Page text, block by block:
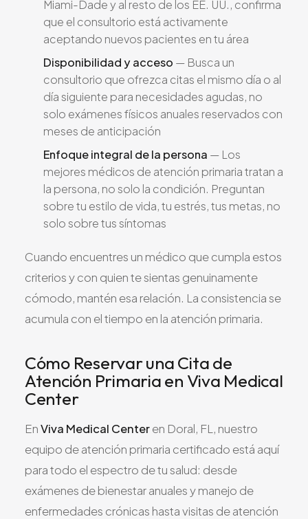
Miami-Dade y al resto de los EE. UU., confirma
que el consultorio está activamente
aceptando nuevos pacientes en tu área
Disponibilidad y acceso — Busca un
consultorio que ofrezca citas el mismo día o al
día siguiente para necesidades agudas, no
solo exámenes físicos anuales reservados con
meses de anticipación
Enfoque integral de la persona — Los
mejores médicos de atención primaria tratan a
la persona, no solo la condición. Preguntan
sobre tu estilo de vida, tu estrés, tus metas, no
solo sobre tus síntomas
Cuando encuentres un médico que cumpla estos
criterios y con quien te sientas genuinamente
cómodo, mantén esa relación. La consistencia se
acumula con el tiempo en la atención primaria.
Cómo Reservar una Cita de
Atención Primaria en Viva Medical
Center
EnViva Medical Centeren Doral, FL, nuestro
equipo de atención primaria certificado está aquí
para todo el espectro de tu salud: desde
exámenes de bienestar anuales y manejo de
enfermedades crónicas hasta visitas de atención